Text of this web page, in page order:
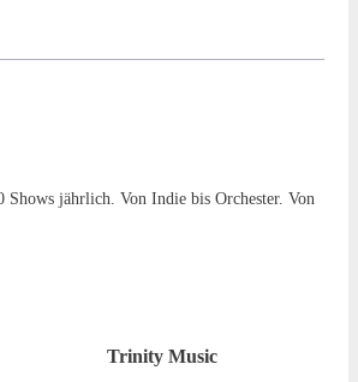
Shows jährlich. Von Indie bis Orchester. Von
Trinity Music